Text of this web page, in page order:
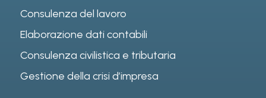
Consulenza del lavoro
Elaborazione dati contabili
Consulenza civilistica e tributaria
Gestione della crisi d’impresa